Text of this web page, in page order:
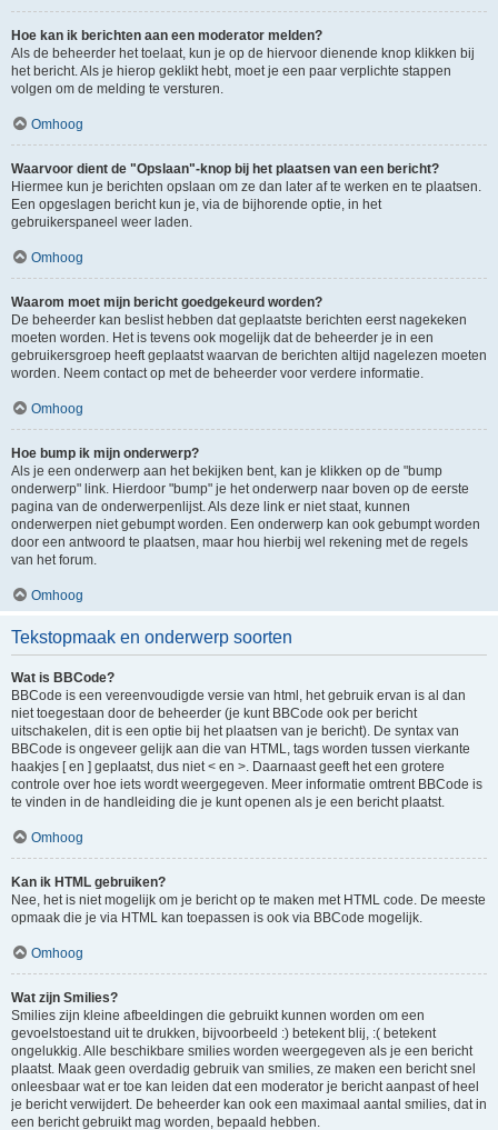
Hoe kan ik berichten aan een moderator melden?
Als de beheerder het toelaat, kun je op de hiervoor dienende knop klikken bij
het bericht. Als je hierop geklikt hebt, moet je een paar verplichte stappen
volgen om de melding te versturen.
Omhoog
Waarvoor dient de "Opslaan"-knop bij het plaatsen van een bericht?
Hiermee kun je berichten opslaan om ze dan later af te werken en te plaatsen.
Een opgeslagen bericht kun je, via de bijhorende optie, in het
gebruikerspaneel weer laden.
Omhoog
Waarom moet mijn bericht goedgekeurd worden?
De beheerder kan beslist hebben dat geplaatste berichten eerst nagekeken
moeten worden. Het is tevens ook mogelijk dat de beheerder je in een
gebruikersgroep heeft geplaatst waarvan de berichten altijd nagelezen moeten
worden. Neem contact op met de beheerder voor verdere informatie.
Omhoog
Hoe bump ik mijn onderwerp?
Als je een onderwerp aan het bekijken bent, kan je klikken op de "bump
onderwerp" link. Hierdoor "bump" je het onderwerp naar boven op de eerste
pagina van de onderwerpenlijst. Als deze link er niet staat, kunnen
onderwerpen niet gebumpt worden. Een onderwerp kan ook gebumpt worden
door een antwoord te plaatsen, maar hou hierbij wel rekening met de regels
van het forum.
Omhoog
Tekstopmaak en onderwerp soorten
Wat is BBCode?
BBCode is een vereenvoudigde versie van html, het gebruik ervan is al dan
niet toegestaan door de beheerder (je kunt BBCode ook per bericht
uitschakelen, dit is een optie bij het plaatsen van je bericht). De syntax van
BBCode is ongeveer gelijk aan die van HTML, tags worden tussen vierkante
haakjes [ en ] geplaatst, dus niet < en >. Daarnaast geeft het een grotere
controle over hoe iets wordt weergegeven. Meer informatie omtrent BBCode is
te vinden in de handleiding die je kunt openen als je een bericht plaatst.
Omhoog
Kan ik HTML gebruiken?
Nee, het is niet mogelijk om je bericht op te maken met HTML code. De meeste
opmaak die je via HTML kan toepassen is ook via BBCode mogelijk.
Omhoog
Wat zijn Smilies?
Smilies zijn kleine afbeeldingen die gebruikt kunnen worden om een
gevoelstoestand uit te drukken, bijvoorbeeld :) betekent blij, :( betekent
ongelukkig. Alle beschikbare smilies worden weergegeven als je een bericht
plaatst. Maak geen overdadig gebruik van smilies, ze maken een bericht snel
onleesbaar wat er toe kan leiden dat een moderator je bericht aanpast of heel
je bericht verwijdert. De beheerder kan ook een maximaal aantal smilies, dat in
een bericht gebruikt mag worden, bepaald hebben.